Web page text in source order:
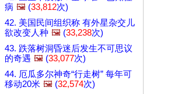
病 🖼️ (33,812次)
42. 美国民间组织称 有外星杂交儿
欲改变人种 🖼️ (33,238次)
43. 跌落树洞昏迷后发生不可思议
的奇遇 🖼️ (33,077次)
44. 厄瓜多尔神奇“行走树” 每年可
移动20米 🖼️ (32,574次)